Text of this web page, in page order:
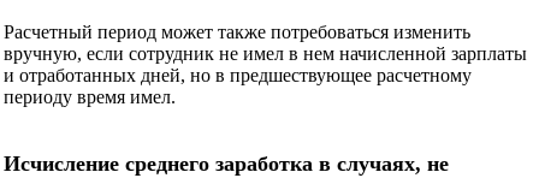
Расчетный период может также потребоваться изменить
вручную, если сотрудник не имел в нем начисленной зарплаты
и отработанных дней, но в предшествующее расчетному
периоду время имел.
Исчисление среднего заработка в случаях, не